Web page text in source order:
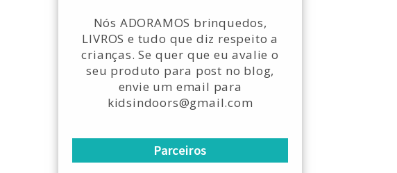
Nós ADORAMOS brinquedos,
LIVROS e tudo que diz respeito a
crianças. Se quer que eu avalie o
seu produto para post no blog,
envie um email para
kidsindoors@gmail.com
Parceiros